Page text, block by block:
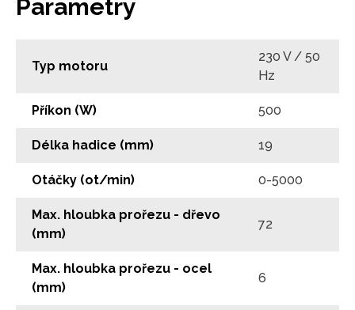
Parametry
Typ motoru
230 V / 50
Hz
Příkon (W) 500
Délka hadice (mm) 19
Otáčky (ot/min) 0-5000
Max. hloubka prořezu - dřevo
(mm)
72
Max. hloubka prořezu - ocel
(mm)
6